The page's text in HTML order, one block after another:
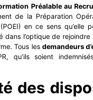
Préalable au
de la Préparation
en ce sens qu’elle
dans l’optique de rejoindre
Tous les demandeurs
qu’ils soient
des